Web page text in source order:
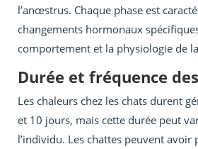
l’anœstrus. Chaque phase est
changements hormonaux
comportement et la physiologie de
Durée et fréquence
Les chaleurs chez les chats durent
et 10 jours, mais cette durée peut
l’individu. Les chattes peuvent avoir